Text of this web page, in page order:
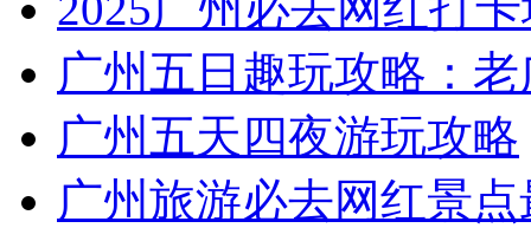
广州五日趣玩攻略：
广州五天四夜游玩攻略
广州旅游必去网红景